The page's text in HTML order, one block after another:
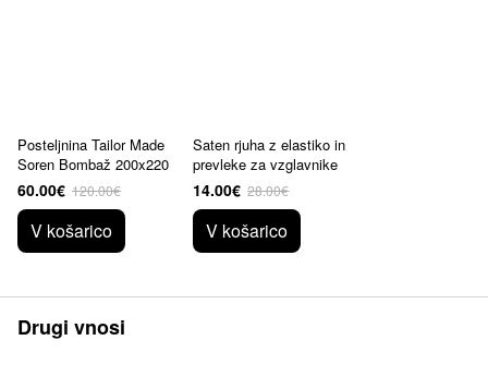
Posteljnina Tailor Made
Soren Bombaž 200x220
60.00€ 120.00€
V košarico
Saten rjuha z elastiko in
prevleke za vzglavnike
14.00€ 28.00€
V košarico
Drugi vnosi